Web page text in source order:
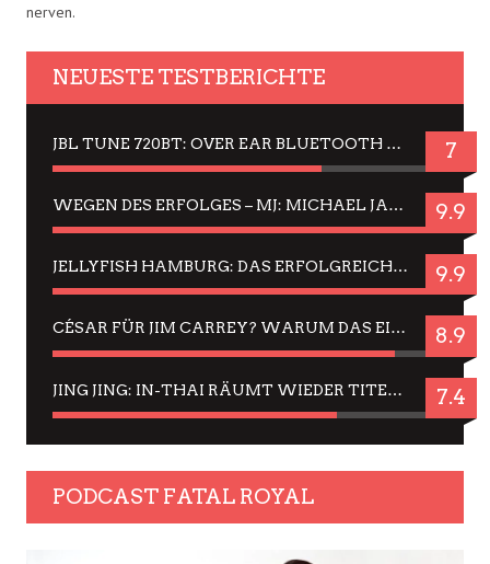
nerven.
NEUESTE TESTBERICHTE
JBL TUNE 720BT: OVER EAR BLUETOOTH KOPFHÖRER UM DIE 50,-€ IM DAUER-TEST 7
WEGEN DES ERFOLGES – MJ: MICHAEL JACKSON MUSICAL IN EINER MATINEE SEHEN 9.9
JELLYFISH HAMBURG: DAS ERFOLGREICHE SOMMER-MENÜ 2025 IN GEFÜHLEN UND BILDERN 9.9
CÉSAR FÜR JIM CARREY? WARUM DAS EINER DER NERVIGSTEN ACTORS IST UND BLEIBT 8.9
JING JING: IN-THAI RÄUMT WIEDER TITEL AB – EIN ZWEI-STUNDEN-ERLEBNISBERICHT 7.4
PODCAST FATAL ROYAL